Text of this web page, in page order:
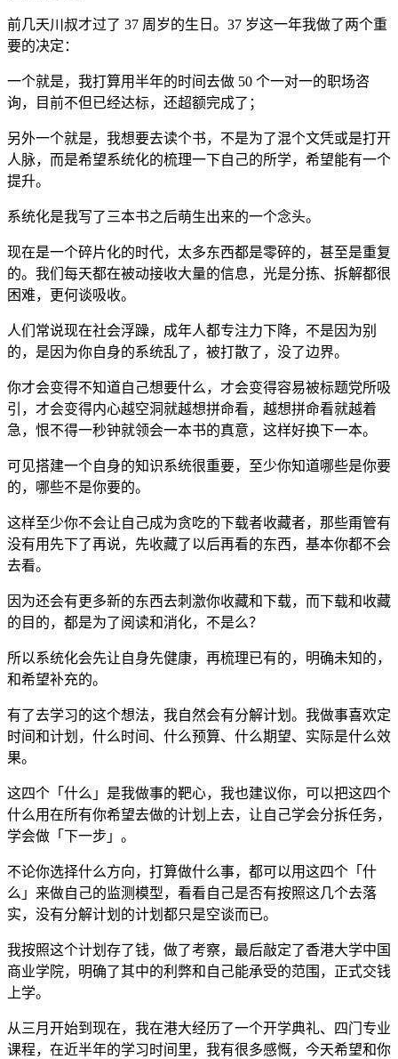
前几天川叔才过了 37 周岁的生日。37 岁这一年我做了两个重
要的决定：
一个就是，我打算用半年的时间去做 50 个一对一的职场咨
询，目前不但已经达标，还超额完成了；
另外一个就是，我想要去读个书，不是为了混个文凭或是打开
人脉，而是希望系统化的梳理一下自己的所学，希望能有一个
提升。
系统化是我写了三本书之后萌生出来的一个念头。
现在是一个碎片化的时代，太多东西都是零碎的，甚至是重复
的。我们每天都在被动接收大量的信息，光是分拣、拆解都很
困难，更何谈吸收。
人们常说现在社会浮躁，成年人都专注力下降，不是因为别
的，是因为你自身的系统乱了，被打散了，没了边界。
你才会变得不知道自己想要什么，才会变得容易被标题党所吸
引，才会变得内心越空洞就越想拼命看，越想拼命看就越着
急，恨不得一秒钟就领会一本书的真意，这样好换下一本。
可见搭建一个自身的知识系统很重要，至少你知道哪些是你要
的，哪些不是你要的。
这样至少你不会让自己成为贪吃的下载者收藏者，那些甭管有
没有用先下了再说，先收藏了以后再看的东西，基本你都不会
去看。
因为还会有更多新的东西去刺激你收藏和下载，而下载和收藏
的目的，都是为了阅读和消化，不是么？
所以系统化会先让自身先健康，再梳理已有的，明确未知的，
和希望补充的。
有了去学习的这个想法，我自然会有分解计划。我做事喜欢定
时间和计划，什么时间、什么预算、什么期望、实际是什么效
果。
这四个「什么」是我做事的靶心，我也建议你，可以把这四个
什么用在所有你希望去做的计划上去，让自己学会分拆任务，
学会做「下一步」。
不论你选择什么方向，打算做什么事，都可以用这四个「什
么」来做自己的监测模型，看看自己是否有按照这几个去落
实，没有分解计划的计划都只是空谈而已。
我按照这个计划存了钱，做了考察，最后敲定了香港大学中国
商业学院，明确了其中的利弊和自己能承受的范围，正式交钱
上学。
从三月开始到现在，我在港大经历了一个开学典礼、四门专业
课程，在近半年的学习时间里，我有很多感慨，今天希望和你